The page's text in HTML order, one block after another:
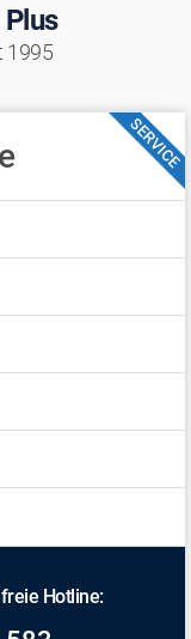
1995
SERVICE
Hotline: